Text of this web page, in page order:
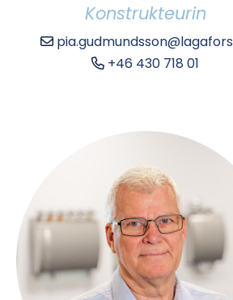
Konstrukteurin
+46 430 718 01